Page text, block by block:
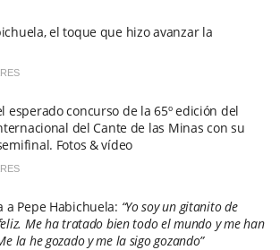
el toque que hizo avanzar la
esperado concurso de la 65º edición del
del Cante de las Minas con su
Fotos & vídeo
a Pepe Habichuela: “Yo soy un gitanito de
Me ha tratado bien todo el mundo y me han
la he gozado y me la sigo gozando”